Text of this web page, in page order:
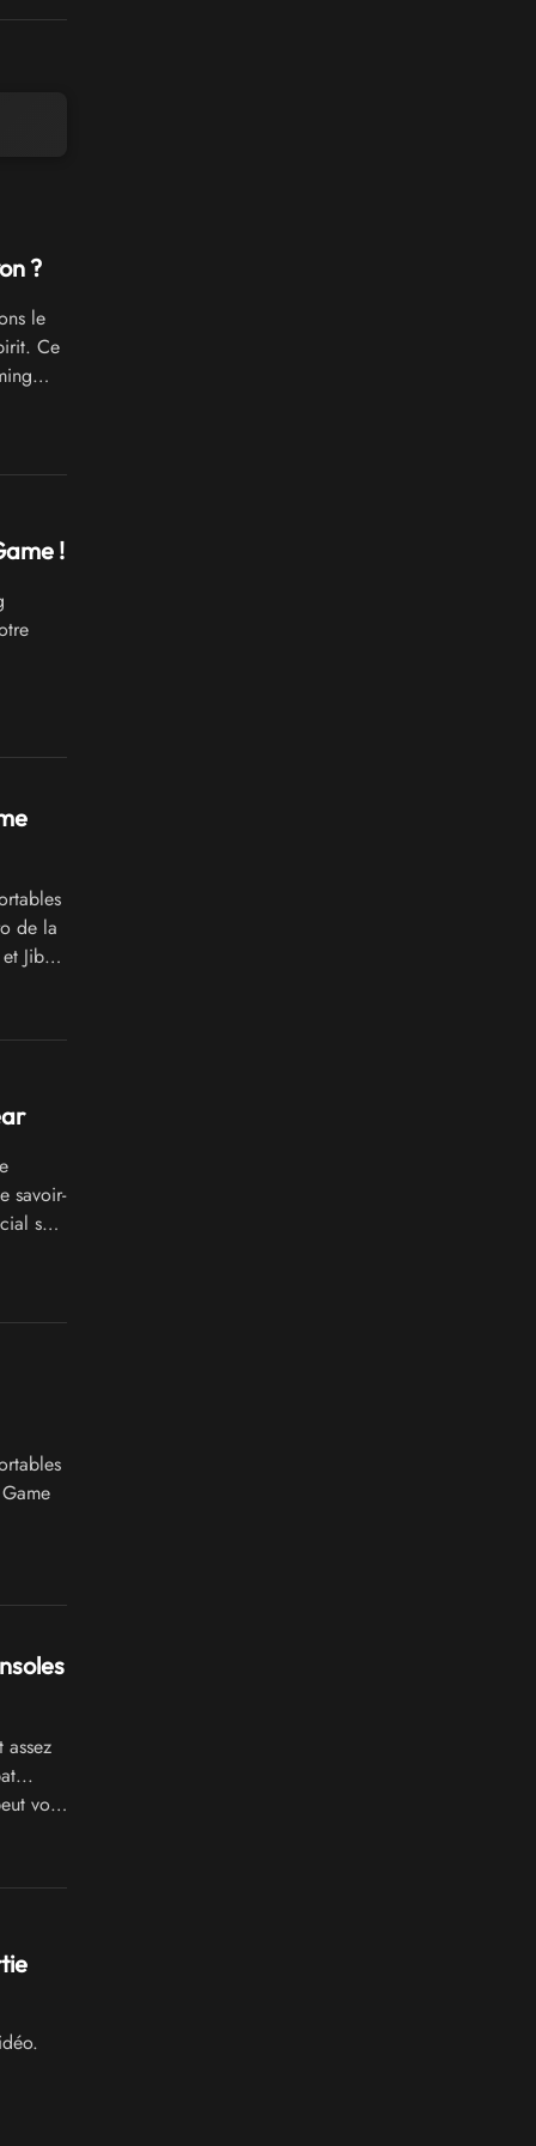
?
le
Ce
!
de la
Jibé
savoir-
sur
vous